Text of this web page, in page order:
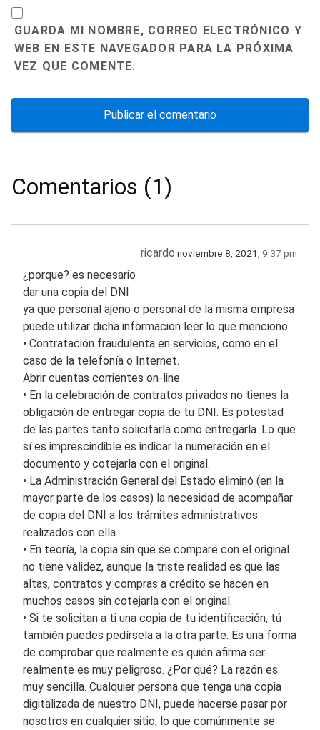
GUARDA MI NOMBRE, CORREO ELECTRÓNICO Y
WEB EN ESTE NAVEGADOR PARA LA PRÓXIMA
VEZ QUE COMENTE.
Comentarios (1)
ricardo noviembre 8, 2021, 9:37 pm
¿porque? es necesario
dar una copia del DNI
ya que personal ajeno o personal de la misma empresa
puede utilizar dicha informacion leer lo que menciono
• Contratación fraudulenta en servicios, como en el
caso de la telefonía o Internet.
Abrir cuentas corrientes on-line.
• En la celebración de contratos privados no tienes la
obligación de entregar copia de tu DNI. Es potestad
de las partes tanto solicitarla como entregarla. Lo que
sí es imprescindible es indicar la numeración en el
documento y cotejarla con el original.
• La Administración General del Estado eliminó (en la
mayor parte de los casos) la necesidad de acompañar
de copia del DNI a los trámites administrativos
realizados con ella.
• En teoría, la copia sin que se compare con el original
no tiene validez, aunque la triste realidad es que las
altas, contratos y compras a crédito se hacen en
muchos casos sin cotejarla con el original.
• Si te solicitan a ti una copia de tu identificación, tú
también puedes pedírsela a la otra parte. Es una forma
de comprobar que realmente es quién afirma ser.
realmente es muy peligroso. ¿Por qué? La razón es
muy sencilla. Cualquier persona que tenga una copia
digitalizada de nuestro DNI, puede hacerse pasar por
nosotros en cualquier sitio, lo que comúnmente se